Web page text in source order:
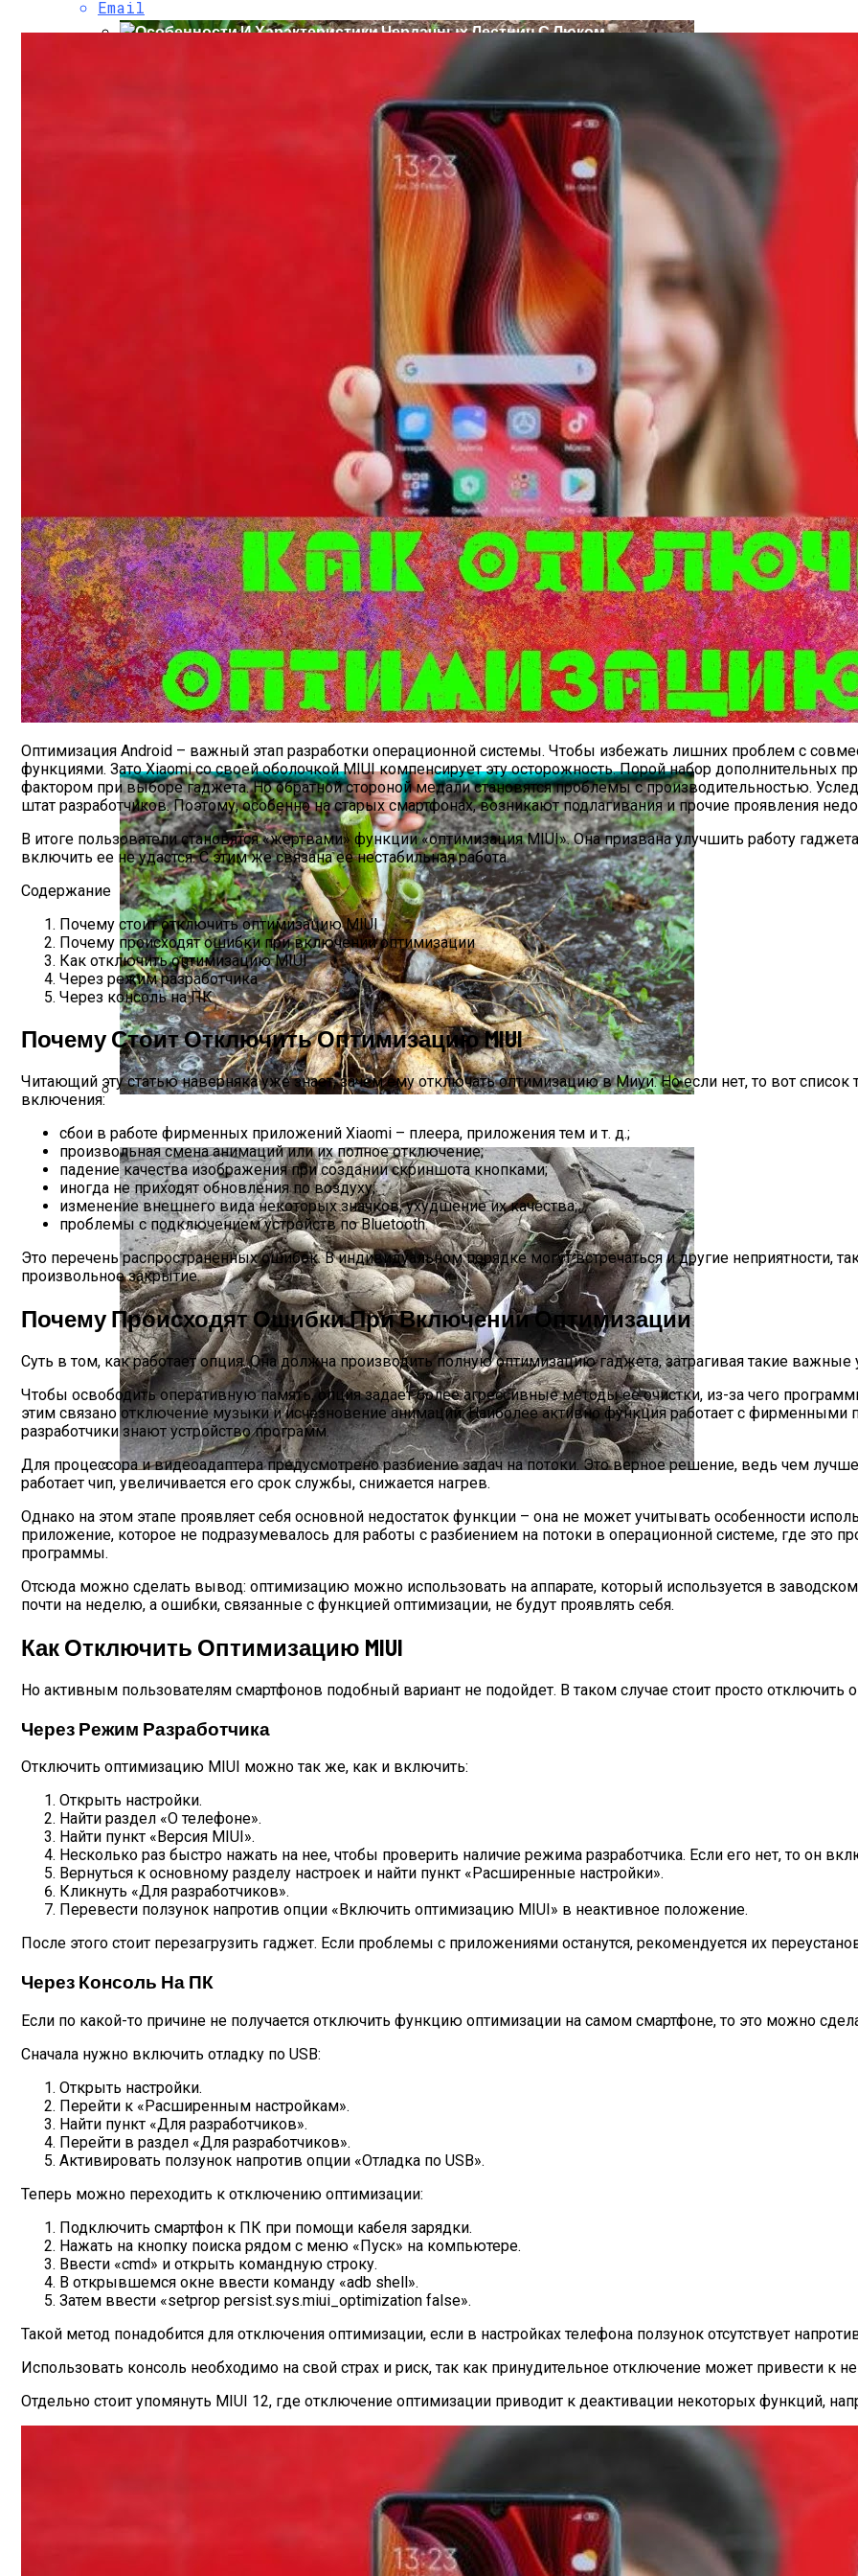
Выбираем Посадочные Дни Для Лилий Весной 2024 Года: Даты Посадки Луковиц В Открытый
Благоприятные Дни Для Выкапывания Тюльпанов В 2024 Году И Хранение Луковиц До Посадки
Благоприятные Дни Для Выкапывания Георгинов Осенью 2024 Года И Способы Хранения
Выкапываем Георгины В Средней Полосе: Оптимальные Сроки Осенью 2024 Года И Способы
Особенности И Характеристики Чердачных Лестниц С Люком
Email
Оптимизация Android – важный этап разработки операционной системы. Чтобы избежать лишних проблем с
функциями. Зато Xiaomi со своей оболочкой MIUI компенсирует эту осторожность. Порой набор
фактором при выборе гаджета. Но обратной стороной медали становятся проблемы с производительностью.
штат разработчиков. Поэтому, особенно на старых смартфонах, возникают подлагивания и прочие проявления
В итоге пользователи становятся «жертвами» функции «оптимизация MIUI». Она призвана улучшить работу
включить ее не удастся. С этим же связана ее нестабильная работа.
Содержание
Почему стоит отключить оптимизацию MIUI
Почему происходят ошибки при включении оптимизации
Как отключить оптимизацию MIUI
Через режим разработчика
Через консоль на ПК
Почему Стоит Отключить Оптимизацию MIUI
Читающий эту статью наверняка уже знает, зачем ему отключать оптимизацию в Миуи. Но если нет, то вот
включения:
сбои в работе фирменных приложений Xiaomi – плеера, приложения тем и т. д.;
произвольная смена анимаций или их полное отключение;
падение качества изображения при создании скриншота кнопками;
иногда не приходят обновления по воздуху;
изменение внешнего вида некоторых значков, ухудшение их качества;
проблемы с подключением устройств по Bluetooth.
Это перечень распространенных ошибок. В индивидуальном порядке могут встречаться и другие неприятности,
произвольное закрытие.
Почему Происходят Ошибки При Включении Оптимизации
Суть в том, как работает опция. Она должна производить полную оптимизацию гаджета, затрагивая такие
Чтобы освободить оперативную память, опция задает более агрессивные методы ее очистки, из-за чего
этим связано отключение музыки и исчезновение анимаций. Наиболее активно функция работает с
разработчики знают устройство программ.
Для процессора и видеоадаптера предусмотрено разбиение задач на потоки. Это верное решение, ведь чем
работает чип, увеличивается его срок службы, снижается нагрев.
Однако на этом этапе проявляет себя основной недостаток функции – она не может учитывать особенности
приложение, которое не подразумевалось для работы с разбиением на потоки в операционной системе, где это
программы.
Отсюда можно сделать вывод: оптимизацию можно использовать на аппарате, который используется в
почти на неделю, а ошибки, связанные с функцией оптимизации, не будут проявлять себя.
Как Отключить Оптимизацию MIUI
Но активным пользователям смартфонов подобный вариант не подойдет. В таком случае стоит просто отключить
Через Режим Разработчика
Отключить оптимизацию MIUI можно так же, как и включить:
Открыть настройки.
Найти раздел «О телефоне».
Найти пункт «Версия MIUI».
Несколько раз быстро нажать на нее, чтобы проверить наличие режима разработчика. Если его нет, то он
Вернуться к основному разделу настроек и найти пункт «Расширенные настройки».
Кликнуть «Для разработчиков».
Перевести ползунок напротив опции «Включить оптимизацию MIUI» в неактивное положение.
После этого стоит перезагрузить гаджет. Если проблемы с приложениями останутся, рекомендуется их
Через Консоль На ПК
Если по какой-то причине не получается отключить функцию оптимизации на самом смартфоне, то это можно
Сначала нужно включить отладку по USB:
Открыть настройки.
Перейти к «Расширенным настройкам».
Найти пункт «Для разработчиков».
Перейти в раздел «Для разработчиков».
Активировать ползунок напротив опции «Отладка по USB».
Теперь можно переходить к отключению оптимизации:
Подключить смартфон к ПК при помощи кабеля зарядки.
Нажать на кнопку поиска рядом с меню «Пуск» на компьютере.
Ввести «cmd» и открыть командную строку.
В открывшемся окне ввести команду «adb shell».
Затем ввести «setprop persist.sys.miui_optimization false».
Такой метод понадобится для отключения оптимизации, если в настройках телефона ползунок отсутствует
Использовать консоль необходимо на свой страх и риск, так как принудительное отключение может привести к
Отдельно стоит упомянуть MIUI 12, где отключение оптимизации приводит к деактивации некоторых функций,